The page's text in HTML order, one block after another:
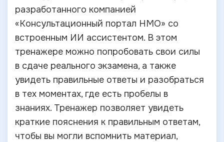
разработанного компанией
«Консультационный портал НМО» со
встроенным ИИ ассистентом. В этом
тренажере можно попробовать свои силы
в сдаче реального экзамена, а также
увидеть правильные ответы и разобраться
в тех моментах, где есть пробелы в
знаниях. Тренажер позволяет увидеть
краткие пояснения к правильным ответам,
чтобы вы могли вспомнить материал,